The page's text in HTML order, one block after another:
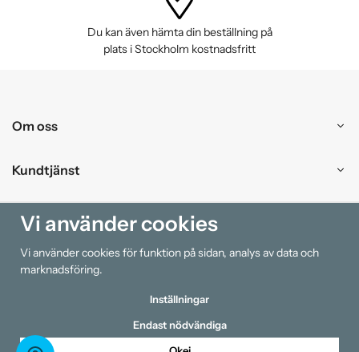
Du kan även hämta din beställning på
plats i Stockholm kostnadsfritt
Om oss
Kundtjänst
Handla
Information
Vi använder cookies
Vi använder cookies för funktion på sidan, analys av data och
marknadsföring.
Inställningar
Endast nödvändiga